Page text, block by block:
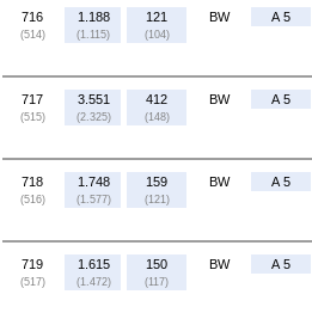
716
(514)
1.188
(1.115)
121
(104)
BW A 5
717
(515)
3.551
(2.325)
412
(148)
BW A 5
718
(516)
1.748
(1.577)
159
(121)
BW A 5
719
(517)
1.615
(1.472)
150
(117)
BW A 5